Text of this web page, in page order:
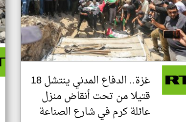
غزة.. الدفاع المدني ينتشل 18
قتيلا من تحت أنقاض منزل
عائلة كرم في شارع الصناعة